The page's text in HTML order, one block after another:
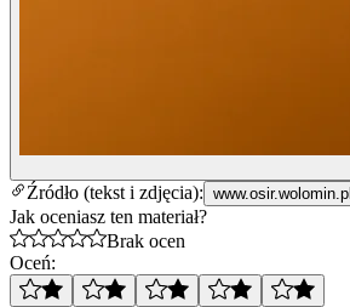
Źródło (tekst i zdjęcia): www.osir.wolomin.pl
Jak oceniasz ten materiał?
Brak ocen
Oceń: